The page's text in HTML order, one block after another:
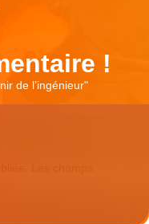
!
de l’ingénieur"